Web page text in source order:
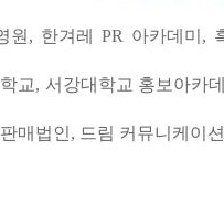
원, 한겨레 PR 아카데미,
교, 서강대학교 홍보아카
매법인, 드림 커뮤니케이